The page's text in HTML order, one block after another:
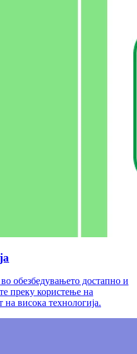
обезбедувањето достапно и
преку користење на
на висока технологија.